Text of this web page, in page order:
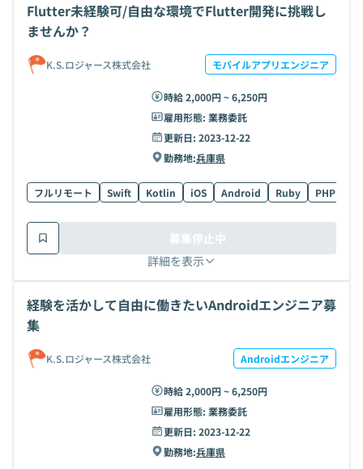
Flutter未経験可/自由な環境でFlutter開発に挑戦し
ませんか？
K.S.ロジャース株式会社 モバイルアプリエンジニア
時給 2,000円 ~ 6,250円
雇用形態: 業務委託
更新日: 2023-12-22
勤務地:兵庫県
フルリモート Swift Kotlin iOS Android Ruby PHP
詳細を表示
募集停止中
経験を活かして自由に働きたいAndroidエンジニア募
集
K.S.ロジャース株式会社 Androidエンジニア
時給 2,000円 ~ 6,250円
雇用形態: 業務委託
更新日: 2023-12-22
勤務地:兵庫県